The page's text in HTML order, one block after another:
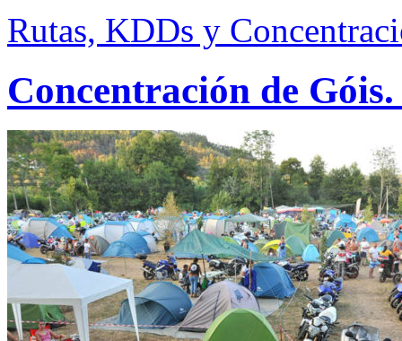
Rutas, KDDs y
Concentración de Góis.